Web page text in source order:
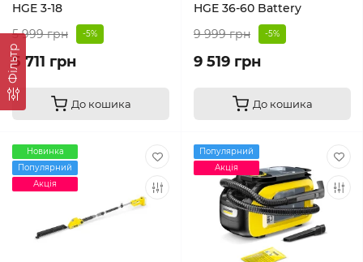
Фільтр
HGE 3-18
5 999 грн
-5%
5 711 грн
До кошика
HGE 36-60 Battery
9 999 грн
-5%
9 519 грн
До кошика
Новинка
Популярний
Акція
Популярний
Акція